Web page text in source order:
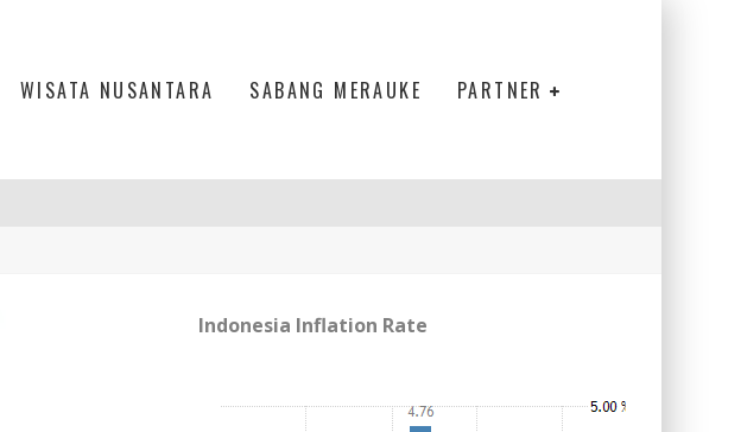
WISATA NUSANTARA SABANG MERAUKE PARTNER
Indonesia Inflation Rate